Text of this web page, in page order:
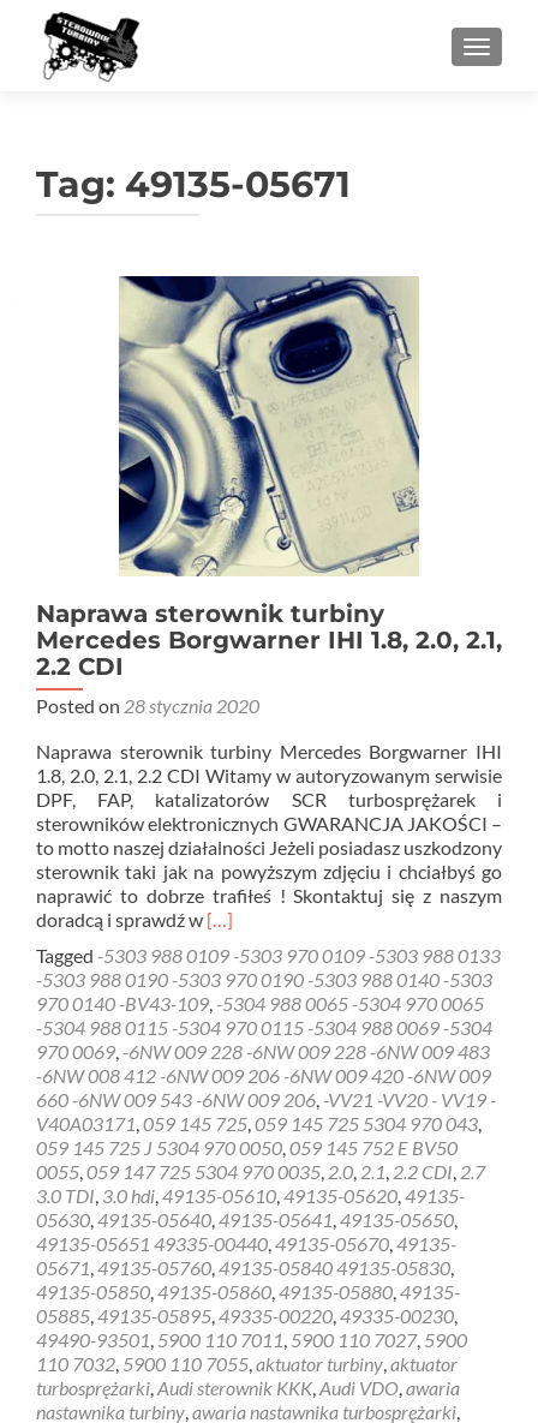
Tag: 49135-05671
Naprawa sterownik turbiny
Mercedes Borgwarner IHI 1.8, 2.0, 2.1,
2.2 CDI
Posted on 28 stycznia 2020
Naprawa sterownik turbiny Mercedes Borgwarner IHI
1.8, 2.0, 2.1, 2.2 CDI Witamy w autoryzowanym serwisie
DPF, FAP, katalizatorów SCR turbosprężarek i
sterowników elektronicznych GWARANCJA JAKOŚCI –
to motto naszej działalności Jeżeli posiadasz uszkodzony
sterownik taki jak na powyższym zdjęciu i chciałbyś go
naprawić to dobrze trafiłeś ! Skontaktuj się z naszym
doradcą i sprawdź w Read
about
Naprawa
sterownik
turbiny
Mercedes
Borgwarner
IHI
1.8,
2.0,
2.1,
2.2
CDI
[…]
Tagged -5303 988 0109 -5303 970 0109 -5303 988 0133
-5303 988 0190 -5303 970 0190 -5303 988 0140 -5303
970 0140 -BV43-109, -5304 988 0065 -5304 970 0065
-5304 988 0115 -5304 970 0115 -5304 988 0069 -5304
970 0069, -6NW 009 228 -6NW 009 228 -6NW 009 483
-6NW 008 412 -6NW 009 206 -6NW 009 420 -6NW 009
660 -6NW 009 543 -6NW 009 206, -VV21 -VV20 - VV19 -
V40A03171,059 145 725,059 145 725 5304 970 043,
059 145 725 J 5304 970 0050,059 145 752 E BV50
0055,059 147 725 5304 970 0035, 2.0, 2.1, 2.2 CDI, 2.7
3.0 TDI, 3.0 hdi,49135-05610,49135-05620,49135-
05630,49135-05640,49135-05641,49135-05650,
49135-05651 49335-00440,49135-05670,49135-
05671,49135-05760,49135-05840 49135-05830,
49135-05850,49135-05860,49135-05880,49135-
05885,49135-05895,49335-00220,49335-00230,
49490-93501, 5900 110 7011, 5900 110 7027, 5900
110 7032, 5900 110 7055,aktuator turbiny,aktuator
turbosprężarki,Audi sterownik KKK,Audi VDO,awaria
nastawnika turbiny,awaria nastawnika turbosprężarki,
Nawigacja
wpisach